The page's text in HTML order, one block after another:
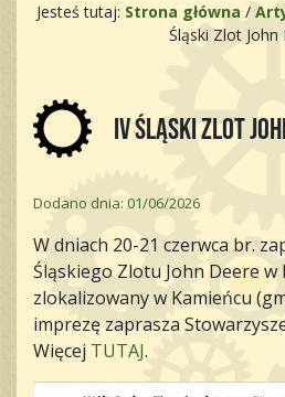
Jesteś tutaj: Strona główna /
Śląski Zlot John
IV Śląski Zlot
Dodano dnia: 01/06/2026
W dniach 20-21 czerwca br.
Śląskiego Zlotu John Deere w
zlokalizowany w Kamieńcu
imprezę zaprasza
Więcej TUTAJ.